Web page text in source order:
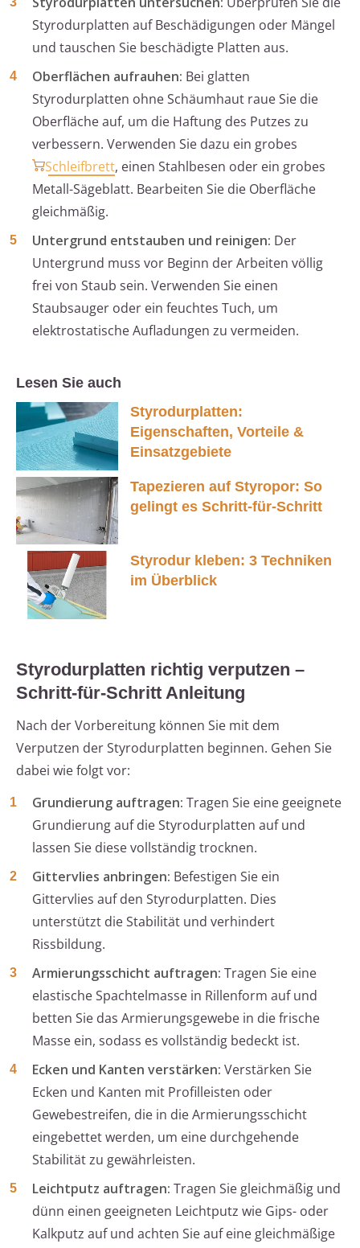
Styrodurplatten auf Beschädigungen oder Mängel
und tauschen Sie beschädigte Platten aus.
Oberflächen aufrauhen: Bei glatten
Styrodurplatten ohne Schäumhaut raue Sie die
Oberfläche auf, um die Haftung des Putzes zu
verbessern. Verwenden Sie dazu ein grobes
Schleifbrett, einen Stahlbesen oder ein grobes
Metall-Sägeblatt. Bearbeiten Sie die Oberfläche
gleichmäßig.
Untergrund entstauben und reinigen: Der
Untergrund muss vor Beginn der Arbeiten völlig
frei von Staub sein. Verwenden Sie einen
Staubsauger oder ein feuchtes Tuch, um
elektrostatische Aufladungen zu vermeiden.
Lesen Sie auch
Styrodurplatten:
Eigenschaften, Vorteile &
Einsatzgebiete
Tapezieren auf Styropor: So
gelingt es Schritt-für-Schritt
Styrodur kleben: 3 Techniken
im Überblick
Styrodurplatten richtig verputzen –
Schritt-für-Schritt Anleitung
Nach der Vorbereitung können Sie mit dem
Verputzen der Styrodurplatten beginnen. Gehen Sie
dabei wie folgt vor:
Grundierung auftragen: Tragen Sie eine geeignete
Grundierung auf die Styrodurplatten auf und
lassen Sie diese vollständig trocknen.
Gittervlies anbringen: Befestigen Sie ein
Gittervlies auf den Styrodurplatten. Dies
unterstützt die Stabilität und verhindert
Rissbildung.
Armierungsschicht auftragen: Tragen Sie eine
elastische Spachtelmasse in Rillenform auf und
betten Sie das Armierungsgewebe in die frische
Masse ein, sodass es vollständig bedeckt ist.
Ecken und Kanten verstärken: Verstärken Sie
Ecken und Kanten mit Profilleisten oder
Gewebestreifen, die in die Armierungsschicht
eingebettet werden, um eine durchgehende
Stabilität zu gewährleisten.
Leichtputz auftragen: Tragen Sie gleichmäßig und
dünn einen geeigneten Leichtputz wie Gips- oder
Kalkputz auf und achten Sie auf eine gleichmäßige